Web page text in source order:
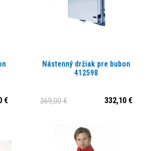
€
Nástenný držiak pre bubon
412598
332,10 €
369,00 €